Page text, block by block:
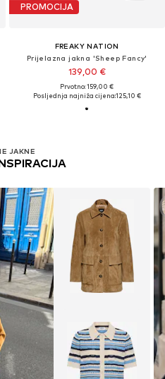
JAKNE
PROMOCIJA
FREAKY NATION
Prijelazna jakna 'Sheep Fancy'
139,00 €
Prvotno: 159,00 €
Posljednja najniža cijena:125,10 €